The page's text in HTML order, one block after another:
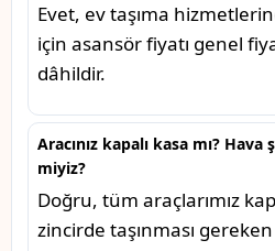
Evet, ev taşıma
için asansör fiyatı genel
dâhildir.
Aracınız kapalı kasa mı?
miyiz?
Doğru, tüm araçlarımız
zincirde taşınması